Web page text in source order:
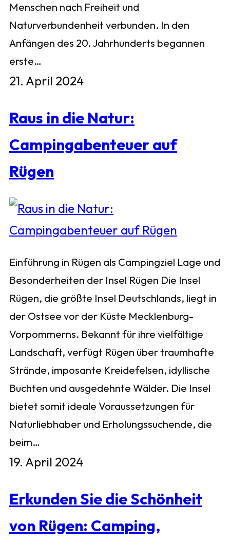
Menschen nach Freiheit und
Naturverbundenheit verbunden. In den
Anfängen des 20. Jahrhunderts begannen
erste…
21. April 2024
Raus in die Natur:
Campingabenteuer auf
Rügen
Einführung in Rügen als Campingziel Lage und
Besonderheiten der Insel Rügen Die Insel
Rügen, die größte Insel Deutschlands, liegt in
der Ostsee vor der Küste Mecklenburg-
Vorpommerns. Bekannt für ihre vielfältige
Landschaft, verfügt Rügen über traumhafte
Strände, imposante Kreidefelsen, idyllische
Buchten und ausgedehnte Wälder. Die Insel
bietet somit ideale Voraussetzungen für
Naturliebhaber und Erholungssuchende, die
beim…
19. April 2024
Erkunden Sie die Schönheit
von Rügen: Camping,